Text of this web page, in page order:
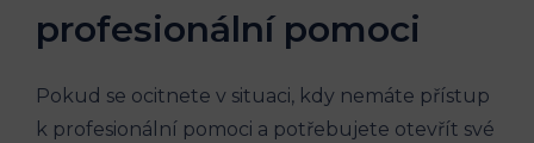
profesionální pomoci
Pokud se ocitnete v situaci, kdy nemáte přístup
k profesionální pomoci a potřebujete otevřít své